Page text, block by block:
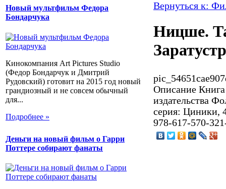
Новый мультфильм Федора
Бондарчука
Кинокомпания Art Pictures Studio
(Федор Бондарчук и Дмитрий
Рудовский) готовит на 2015 год новый
грандиозный и не совсем обычный
для...
Подробнее »
Деньги на новый фильм о Гарри
Поттере собирают фанаты
Вернуться к:
Ницше.
Описание
издательства
серия: Циники,
978-617-570-